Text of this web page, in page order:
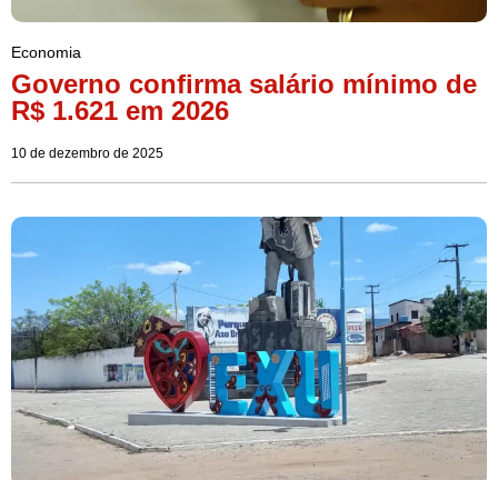
Economia
Governo confirma salário mínimo de
R$ 1.621 em 2026
10 de dezembro de 2025